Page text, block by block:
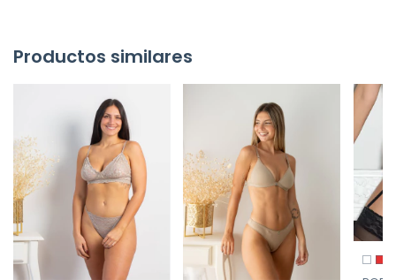
Productos similares